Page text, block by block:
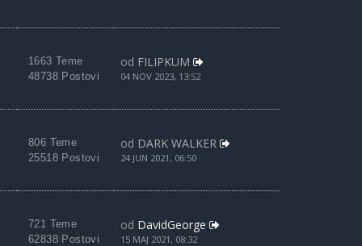
1663 Teme
48738 Postovi
od FILIPKUM
04 NOV 2023, 13:52
806 Teme
25518 Postovi
od DARK WALKER
24 JUN 2021, 06:50
721 Teme
62838 Postovi
od DavidGeorge
15 MAJ 2021, 08:32